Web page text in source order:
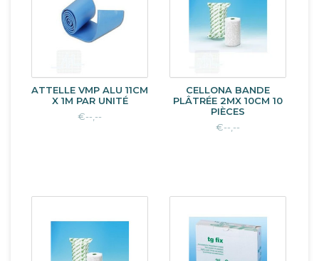
ATTELLE VMP ALU 11CM
X 1M PAR UNITÉ
€--,--
CELLONA BANDE
PLÂTRÉE 2MX 10CM 10
PIÈCES
€--,--